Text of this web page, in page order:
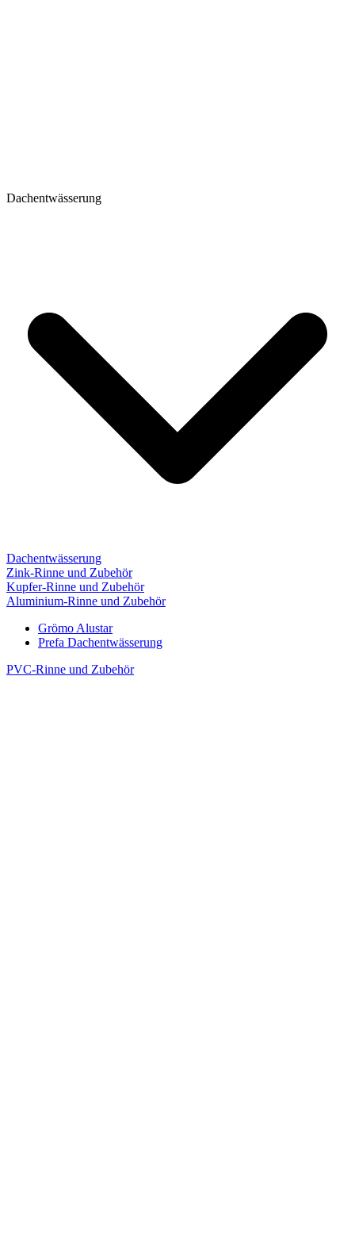
Dachentwässerung
Dachentwässerung
Zink-Rinne und Zubehör
Kupfer-Rinne und Zubehör
Aluminium-Rinne und Zubehör
Grömo Alustar
Prefa Dachentwässerung
PVC-Rinne und Zubehör